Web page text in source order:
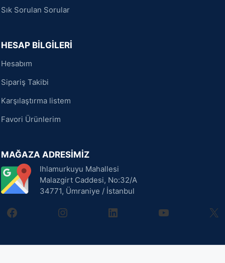
Sık Sorulan Sorular
HESAP BİLGİLERİ
Hesabım
Sipariş Takibi
Karşılaştırma listem
Favori Ürünlerim
MAĞAZA ADRESİMİZ
Ihlamurkuyu Mahallesi
Malazgirt Caddesi, No:32/A
34771, Ümraniye / İstanbul
facebookinstagramlinkedin youtube X